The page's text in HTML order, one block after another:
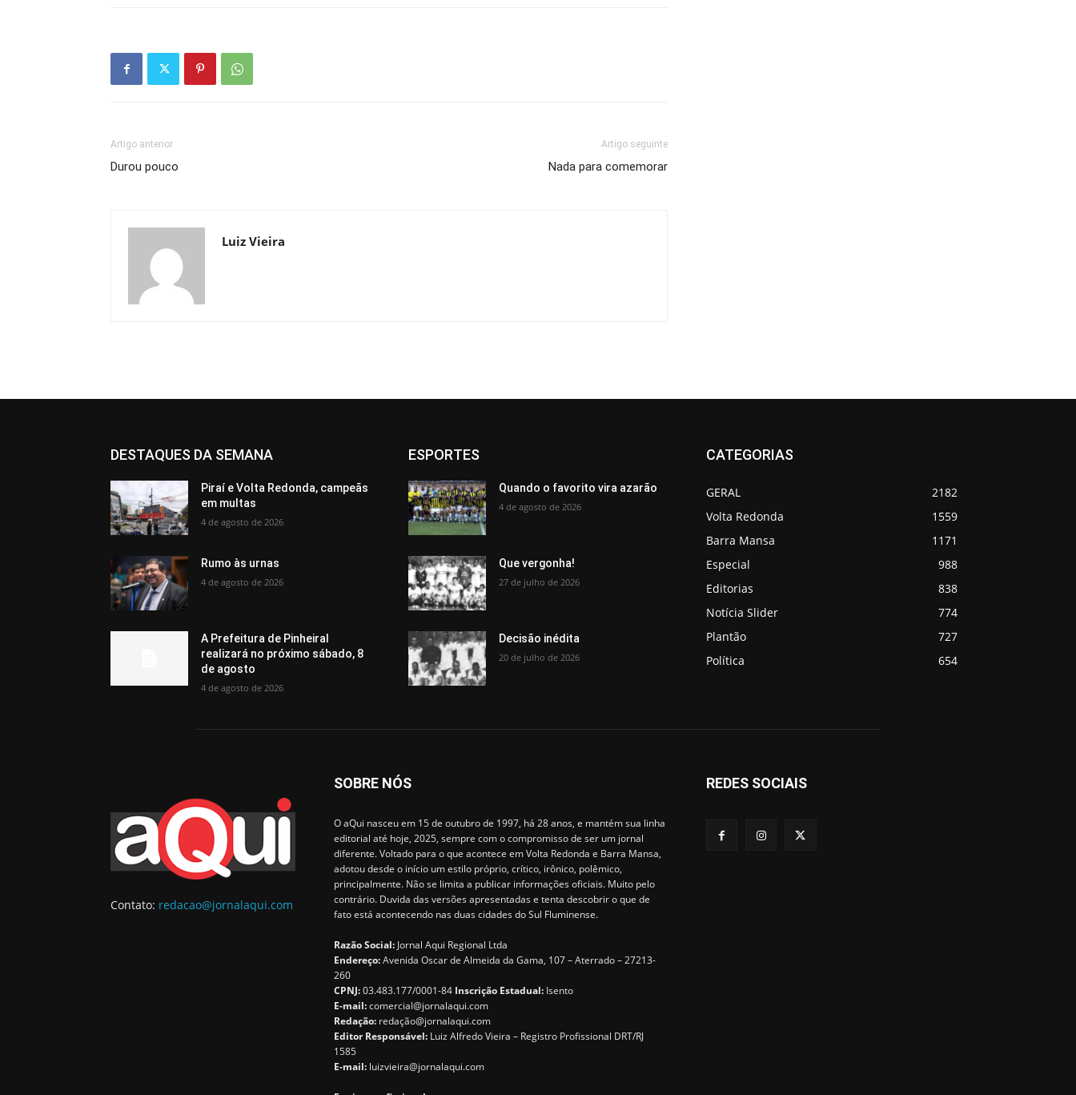
Artigo anterior
Durou pouco
Artigo seguinte
Nada para comemorar
Luiz Vieira
DESTAQUES DA SEMANA
Piraí e Volta Redonda, campeãs
em multas
4 de agosto de 2026
Rumo às urnas
4 de agosto de 2026
A Prefeitura de Pinheiral
realizará no próximo sábado, 8
de agosto
4 de agosto de 2026
ESPORTES
Quando o favorito vira azarão
4 de agosto de 2026
Que vergonha!
27 de julho de 2026
Decisão inédita
20 de julho de 2026
CATEGORIAS
GERAL
2182
Volta Redonda
1559
Barra Mansa
1171
Especial
988
Editorias
838
Notícia Slider
774
Plantão
727
Política
654
Contato: redacao@jornalaqui.com
SOBRE NÓS
O aQui nasceu em 15 de outubro de 1997, há 28 anos, e mantém sua linha
editorial até hoje, 2025, sempre com o compromisso de ser um jornal
diferente. Voltado para o que acontece em Volta Redonda e Barra Mansa,
adotou desde o início um estilo próprio, crítico, irônico, polêmico,
principalmente. Não se limita a publicar informações oficiais. Muito pelo
contrário. Duvida das versões apresentadas e tenta descobrir o que de
fato está acontecendo nas duas cidades do Sul Fluminense.
Razão Social: Jornal Aqui Regional Ltda
Endereço:Avenida Oscar de Almeida da Gama, 107 – Aterrado – 27213-
260
CPNJ:03.483.177/0001-84 Inscrição Estadual: Isento
E-mail:comercial@jornalaqui.com
Redação: redação@jornalaqui.com
Editor Responsável: Luiz Alfredo Vieira – Registro Profissional DRT/RJ
1585
E-mail: luizvieira@jornalaqui.com
REDES SOCIAIS